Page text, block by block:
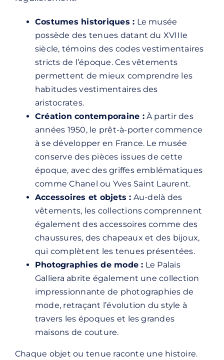
Costumes historiques : Le musée
possède des tenues datant du XVIIIe
siècle, témoins des codes vestimentaires
stricts de l’époque. Ces vêtements
permettent de mieux comprendre les
habitudes vestimentaires des
aristocrates.
Création contemporaine :À partir des
années 1950, le prêt-à-porter commence
à se développer en France. Le musée
conserve des pièces issues de cette
époque, avec des griffes emblématiques
comme Chanel ou Yves Saint Laurent.
Accessoires et objets : Au-delà des
vêtements, les collections comprennent
également des accessoires comme des
chaussures, des chapeaux et des bijoux,
qui complètent les tenues présentées.
Photographies de mode : Le Palais
Galliera abrite également une collection
impressionnante de photographies de
mode, retraçant l’évolution du style à
travers les époques et les grandes
maisons de couture.
Chaque objet ou tenue raconte une histoire.